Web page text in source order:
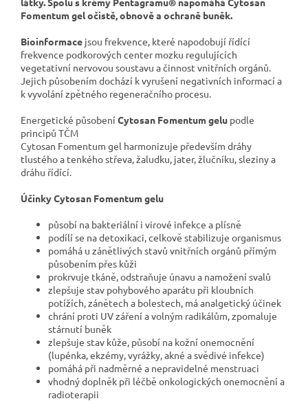
Fomentum gel očistě, obnově a ochraně buněk.
Bioinformace jsou frekvence, které napodobují řídící
frekvence podkorových center mozku regulujících
vegetativní nervovou soustavu a činnost vnitřních orgánů.
Jejich působením dochází k vyrušení negativních informací a
k vyvolání zpětného regeneračního procesu.
Energetické působení Cytosan Fomentum gelu podle
principů TČM
Cytosan Fomentum gel harmonizuje především dráhy
tlustého a tenkého střeva, žaludku, jater, žlučníku, sleziny a
dráhu řídící.
Účinky Cytosan Fomentum gelu
působí na bakteriální i virové infekce a plísně
podílí se na detoxikaci, celkově stabilizuje organismus
pomáhá u zánětlivých stavů vnitřních orgánů přímým
působením přes kůži
prokrvuje tkáně, odstraňuje únavu a namožení svalů
zlepšuje stav pohybového aparátu při kloubních
potížích, zánětech a bolestech, má analgetický účinek
chrání proti UV záření a volným radikálům, zpomaluje
stárnutí buněk
zlepšuje stav kůže, působí na kožní onemocnění
(lupénka, ekzémy, vyrážky, akné a svědivé infekce)
pomáhá při nadměrné a nepravidelné menstruaci
vhodný doplněk při léčbě onkologických onemocnění a
radioterapii